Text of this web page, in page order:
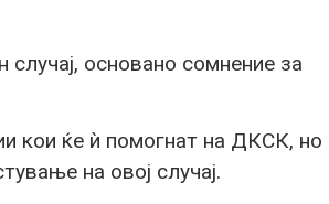
основано сомнение за
кои ќе ѝ помогнат на ДКСК, но
на овој случај.